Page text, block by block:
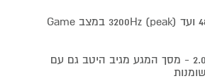
קצב דגימת מגע 480Hz ועד 3200Hz (peak) במצב Game
טכנולוגיית מגע רטוב 2.0 - מסך המגע מגיב היטב גם עם